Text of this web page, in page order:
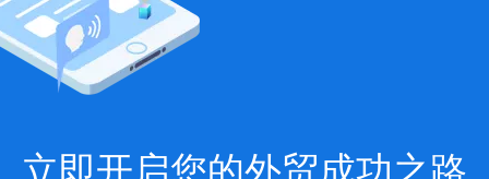
立即开启您的外贸成功之路